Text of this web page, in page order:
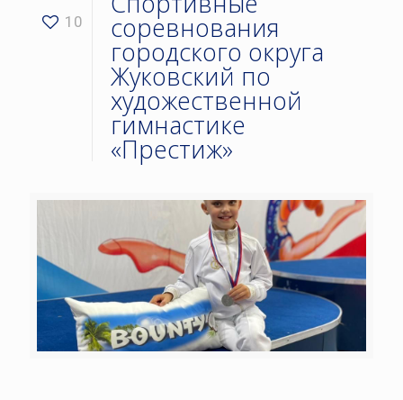
10 соревнования
городского округа
Жуковский по
художественной
гимнастике
«Престиж»